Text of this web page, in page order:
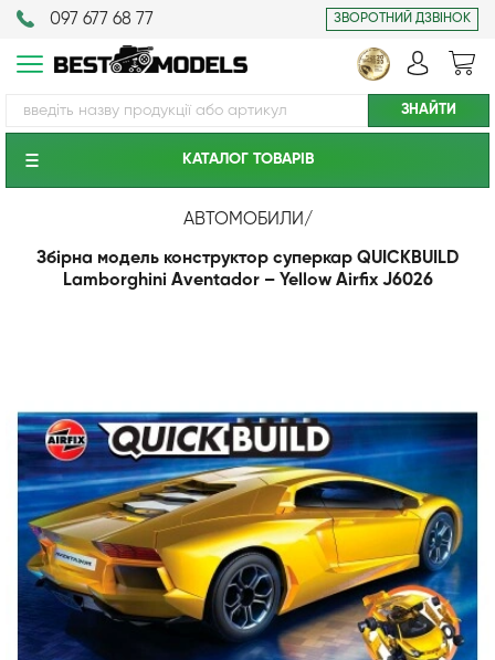
097 677 68 77 ЗВОРОТНИЙ ДЗВІНОК
КАТАЛОГ ТОВАРIВ
АВТОМОБИЛИ/
Збірна модель конструктор суперкар QUICKBUILD
Lamborghini Aventador – Yellow Airfix J6026